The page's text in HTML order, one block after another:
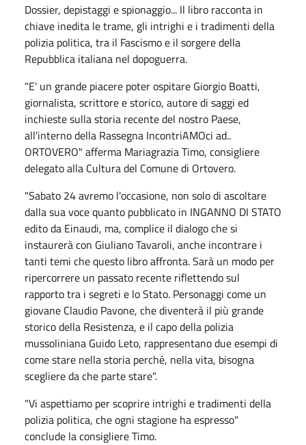
Dossier, depistaggi e spionaggio... Il libro racconta in
chiave inedita le trame, gli intrighi e i tradimenti della
polizia politica, tra il Fascismo e il sorgere della
Repubblica italiana nel dopoguerra.
"E' un grande piacere poter ospitare Giorgio Boatti,
giornalista, scrittore e storico, autore di saggi ed
inchieste sulla storia recente del nostro Paese,
all'interno della Rassegna IncontriAMOci ad..
ORTOVERO" afferma Mariagrazia Timo, consigliere
delegato alla Cultura del Comune di Ortovero.
"Sabato 24 avremo l'occasione, non solo di ascoltare
dalla sua voce quanto pubblicato in INGANNO DI STATO
edito da Einaudi, ma, complice il dialogo che si
instaurerà con Giuliano Tavaroli, anche incontrare i
tanti temi che questo libro affronta. Sarà un modo per
ripercorrere un passato recente riflettendo sul
rapporto tra i segreti e lo Stato. Personaggi come un
giovane Claudio Pavone, che diventerà il più grande
storico della Resistenza, e il capo della polizia
mussoliniana Guido Leto, rappresentano due esempi di
come stare nella storia perché, nella vita, bisogna
scegliere da che parte stare".
"Vi aspettiamo per scoprire intrighi e tradimenti della
polizia politica, che ogni stagione ha espresso"
conclude la consigliere Timo.